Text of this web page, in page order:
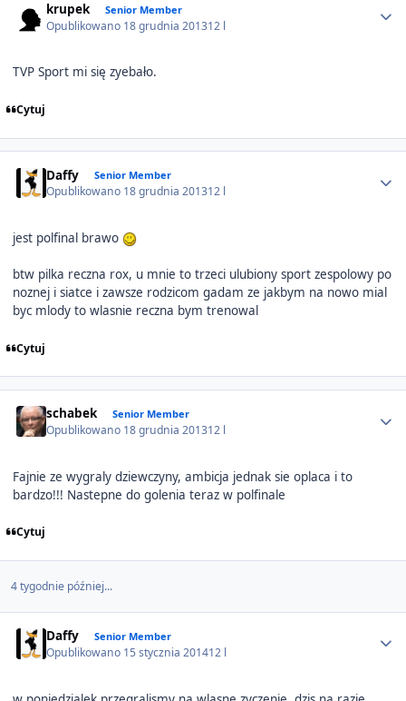
krupek Senior Member
Opublikowano 18 grudnia 201312 l
TVP Sport mi się zyebało.
Cytuj
Daffy Senior Member
Opublikowano 18 grudnia 201312 l
jest polfinal brawo
btw pilka reczna rox, u mnie to trzeci ulubiony sport zespolowy po
noznej i siatce i zawsze rodzicom gadam ze jakbym na nowo mial
byc mlody to wlasnie reczna bym trenowal
Cytuj
schabek Senior Member
Opublikowano 18 grudnia 201312 l
Fajnie ze wygraly dziewczyny, ambicja jednak sie oplaca i to
bardzo!!! Nastepne do golenia teraz w polfinale
Cytuj
4 tygodnie później...
Daffy Senior Member
Opublikowano 15 stycznia 201412 l